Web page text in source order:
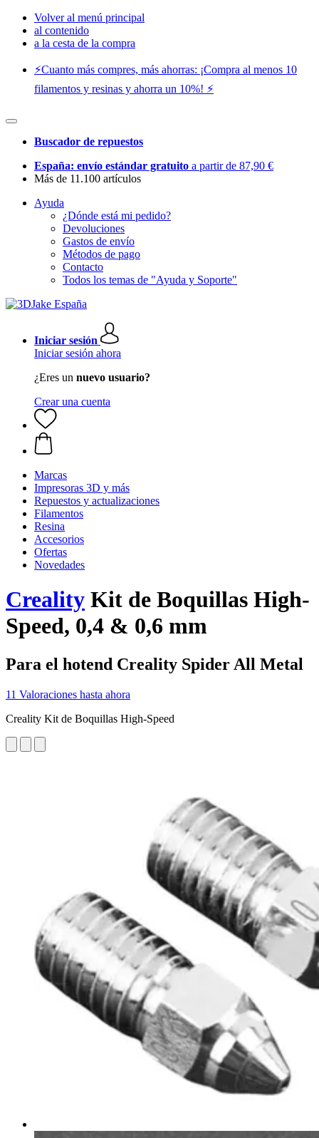
Volver al menú principal
al contenido
a la cesta de la compra
⚡️Cuanto más compres, más ahorras: ¡Compra al menos 10
filamentos y resinas y ahorra un 10%! ⚡️
Buscador de repuestos
España: envío estándar gratuito a partir de 87,90 €
Más de 11.100 artículos
Ayuda
¿Dónde está mi pedido?
Devoluciones
Gastos de envío
Métodos de pago
Contacto
Todos los temas de "Ayuda y Soporte"
Iniciar sesión
Iniciar sesión ahora
¿Eres un nuevo usuario?
Crear una cuenta
Marcas
Impresoras 3D y más
Repuestos y actualizaciones
Filamentos
Resina
Accesorios
Ofertas
Novedades
Creality Kit de Boquillas High-
Speed, 0,4 & 0,6 mm
Para el hotend Creality Spider All Metal
11 Valoraciones hasta ahora
Creality Kit de Boquillas High-Speed